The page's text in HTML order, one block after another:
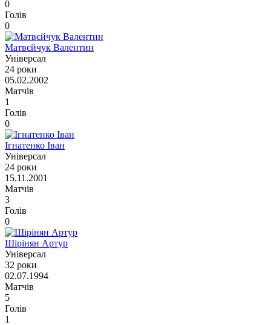
0
Голів
0
Матвєйчук Валентин
Універсал
24 роки
05.02.2002
Матчів
1
Голів
0
Ігнатенко Іван
Універсал
24 роки
15.11.2001
Матчів
3
Голів
0
Шірінян Артур
Універсал
32 роки
02.07.1994
Матчів
5
Голів
1